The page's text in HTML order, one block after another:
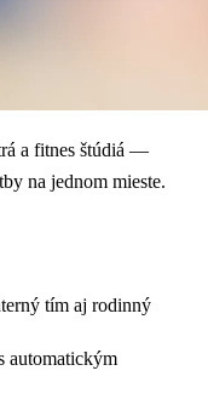
a fitnes štúdiá —
na jednom mieste.
tím aj rodinný
automatickým